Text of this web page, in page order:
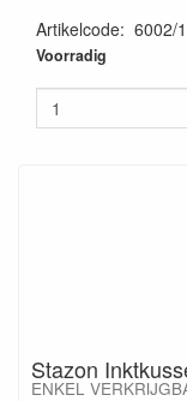
Artikelcode: 6002/
8717706045403
Voorradig
Stazon
ENKEL